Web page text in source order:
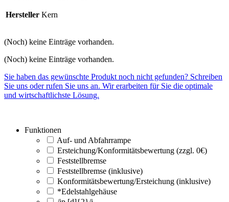
Hersteller Kern
(Noch) keine Einträge vorhanden.
(Noch) keine Einträge vorhanden.
Sie haben das gewünschte Produkt noch nicht gefunden? Schreiben
Sie uns oder rufen Sie uns an. Wir erarbeiten für Sie die optimale
und wirtschaftlichste Lösung.
Funktionen
Auf- und Abfahrrampe
Ersteichung/Konformitätsbewertung (zzgl. 0€)
Feststellbremse
Feststellbremse (inklusive)
Konformitätsbewertung/Ersteichung (inklusive)
*Edelstahlgehäuse